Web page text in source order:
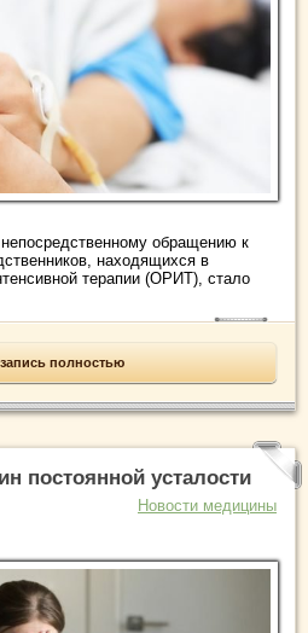
обращению к
находящихся в
терапии (ОРИТ), стало
полностью
постоянной усталости
Новости медицины